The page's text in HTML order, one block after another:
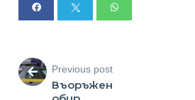
Previous post
Въоръжен